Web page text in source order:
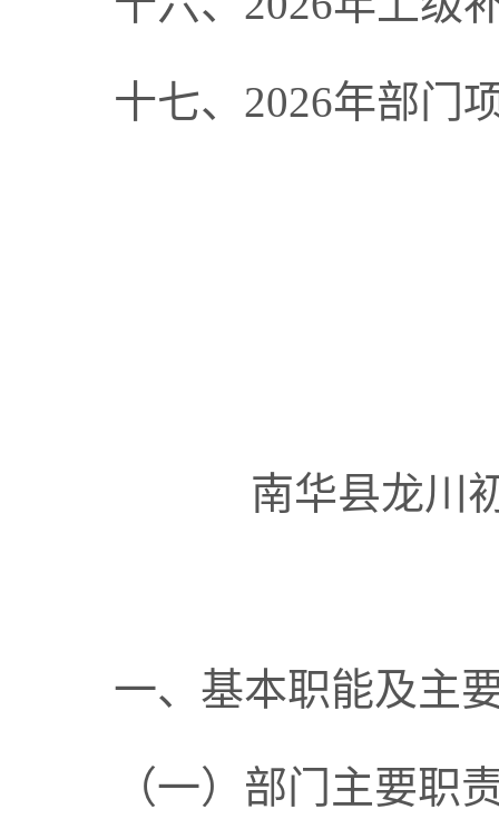
十七、 2026年部门
南华县龙川
一、基本职能及主
（一）部门主要职